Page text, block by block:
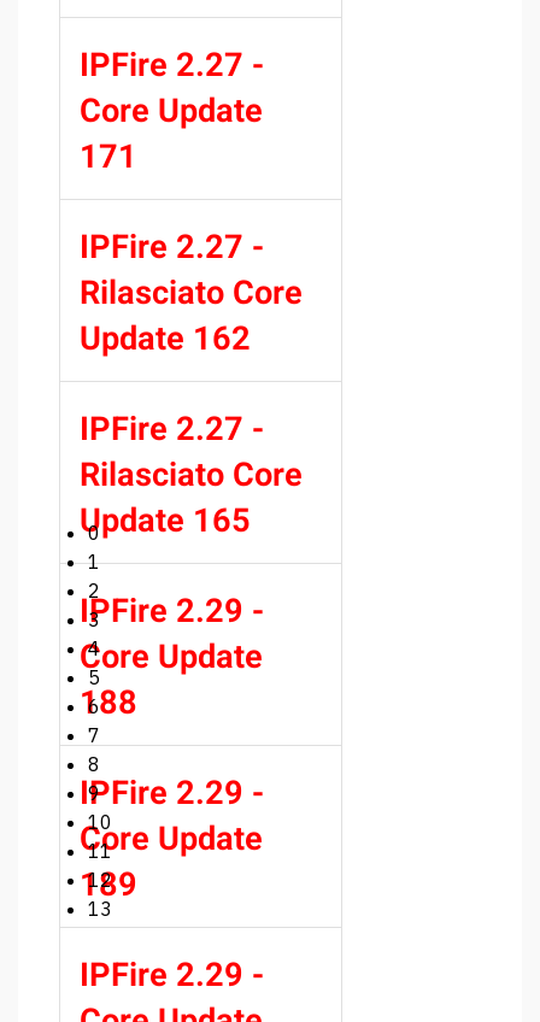
0
1
2
3
4
5
6
7
8
9
10
11
12
13
IPFire 2.27 -
Core Update
171
IPFire 2.27 -
Rilasciato Core
Update 162
IPFire 2.27 -
Rilasciato Core
Update 165
IPFire 2.29 -
Core Update
188
IPFire 2.29 -
Core Update
189
IPFire 2.29 -